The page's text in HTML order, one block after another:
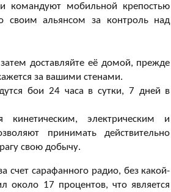
командуют мобильной крепостью
своим альянсом за контроль над
доставляйте её домой, прежде
за вашими стенами.
бои 24 часа в сутки, 7 дней в
кинетическим, электрическим и
принимать действительно
свою добычу.
счет сарафанного радио, без какой-
около 17 процентов, что является